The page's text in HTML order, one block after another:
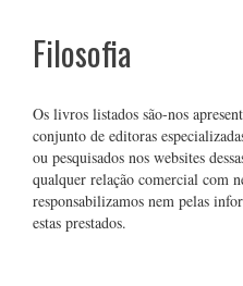
Filosofia
Os livros listados são-nos
conjunto de editoras
ou pesquisados nos websites
qualquer relação comercial com
responsabilizamos nem pelas
estas prestados.